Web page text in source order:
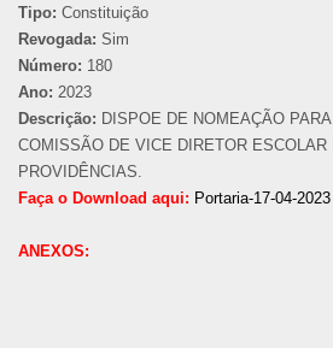
Tipo: Constituição
Revogada: Sim
Número: 180
Ano: 2023
Descrição: DISPOE DE NOMEAÇÃO
COMISSÃO DE VICE DIRETOR ESCOLAR
PROVIDÊNCIAS.
Faça o Download aqui: Portaria-17-04-
ANEXOS: